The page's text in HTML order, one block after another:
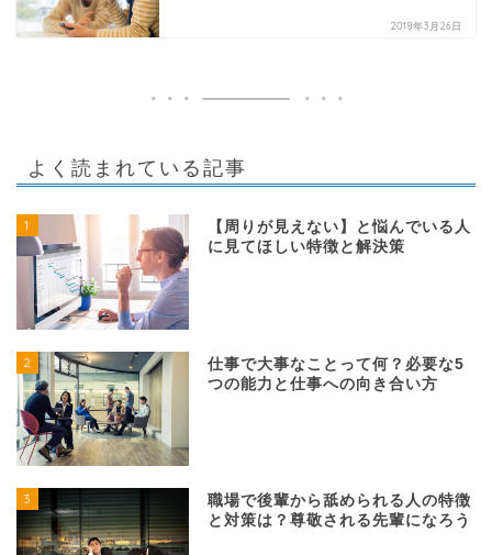
2018年3月26日
よく読まれている記事
1
【周りが見えない】と悩んでいる人
に見てほしい特徴と解決策
2
仕事で大事なことって何？必要な5
つの能力と仕事への向き合い方
3
職場で後輩から舐められる人の特徴
と対策は？尊敬される先輩になろう